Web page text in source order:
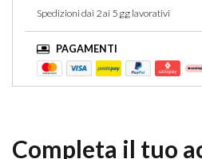
Spedizioni dai 2 ai 5 gg lavorativi
PAGAMENTI
Completa il tuo